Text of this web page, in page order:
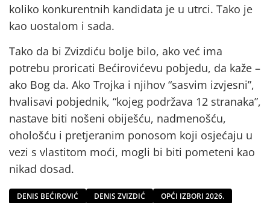
koliko konkurentnih kandidata je u utrci. Tako je
kao uostalom i sada.
Tako da bi Zvizdiću bolje bilo, ako već ima
potrebu proricati Bećirovićevu pobjedu, da kaže –
ako Bog da. Ako Trojka i njihov “sasvim izvjesni”,
hvalisavi pobjednik, “kojeg podržava 12 stranaka”,
nastave biti nošeni obiješću, nadmenošću,
ohološću i pretjeranim ponosom koji osjećaju u
vezi s vlastitom moći, mogli bi biti pometeni kao
nikad dosad.
DENIS BEĆIROVIĆ DENIS ZVIZDIĆ
OPĆI IZBORI 2026.